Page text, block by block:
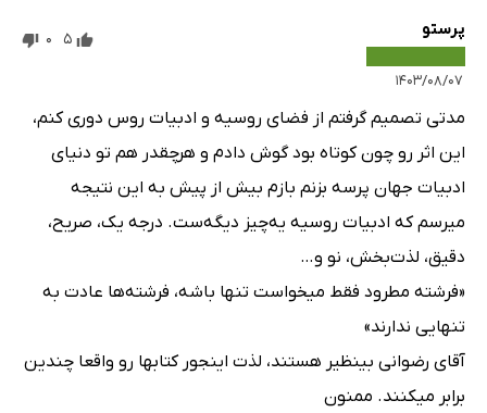
پرستو
۱۴۰۳/۰۸/۰۷
5
0
مدتی تصمیم گرفتم از فضای روسیه و ادبیات روس دوری کنم،
این اثر رو چون کوتاه بود گوش دادم و هرچقدر هم تو دنیای
ادبیات جهان پرسه بزنم بازم بیش از پیش به این نتیجه
میرسم که ادبیات روسیه یه‌چیز دیگه‌ست. درجه یک، صریح،
دقیق، لذت‌بخش، نو و…
«فرشته مطرود فقط میخواست تنها باشه، فرشته‌ها عادت به
تنهایی ندارند»
آقای رضوانی بینظیر هستند، لذت اینجور کتابها رو واقعا چندین
برابر میکنند. ممنون